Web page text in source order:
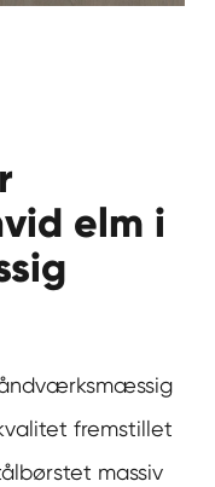
elm i
fremstillet
massiv